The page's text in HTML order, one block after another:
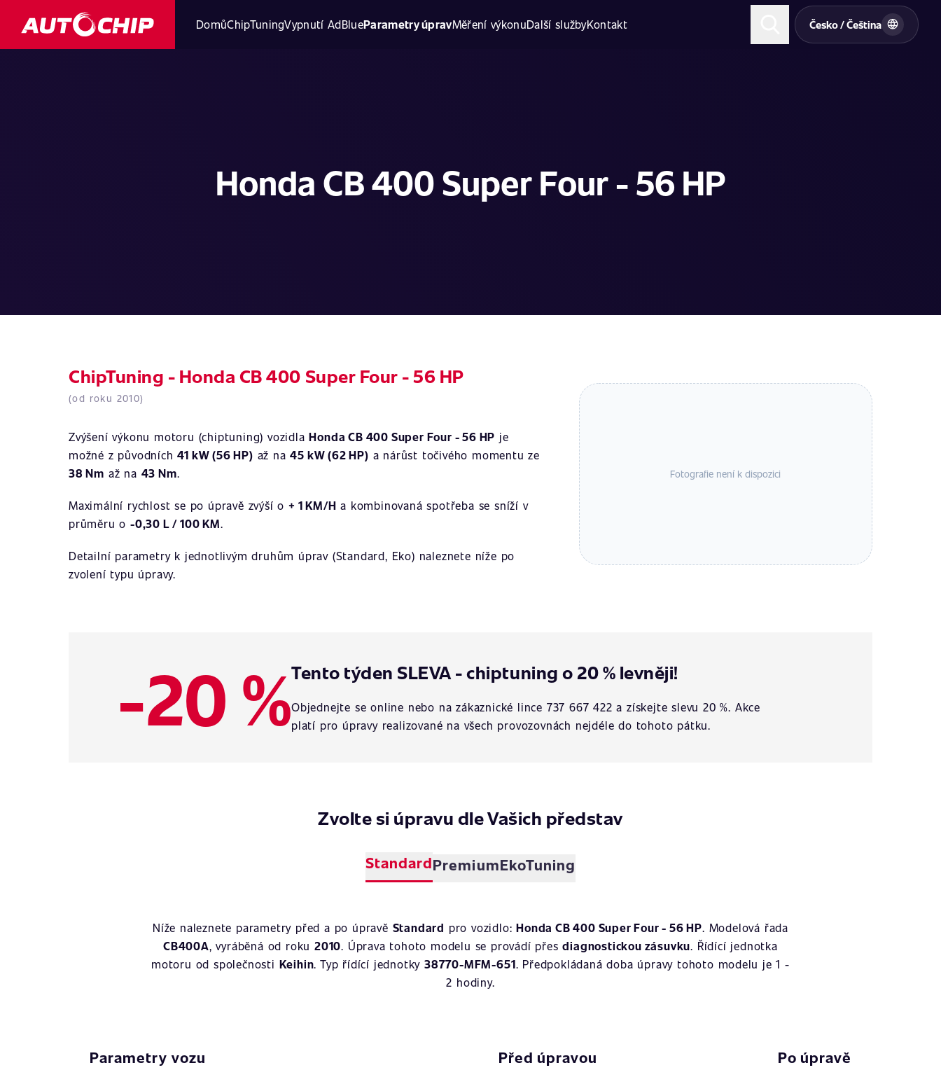
DomůChipTuningVypnutí AdBlueParametry úpravMěření výkonuDalší službyKontakt Česko / Čeština
Honda CB 400 Super Four - 56 HP
ChipTuning - Honda CB 400 Super Four - 56 HP
(od roku 2010)
Zvýšení výkonu motoru (chiptuning) vozidlaHonda CB 400 Super Four - 56 HP je
možné z původních41 kW (56 HP) až na45 kW (62 HP) a nárůst točivého momentu ze
38 Nm až na 43 Nm.
Maximální rychlost se po úpravě zvýší o + 1 KM/H a kombinovaná spotřeba se sníží v
průměru o-0,30 L / 100 KM.
Detailní parametry k jednotlivým druhům úprav (Standard, Eko) naleznete níže po
zvolení typu úpravy.
Fotografie není k dispozici
-20 %Tento týden SLEVA - chiptuning o 20 % levněji!
Objednejte se online nebo na zákaznické lince 737 667 422 a získejte slevu 20 %. Akce
platí pro úpravy realizované na všech provozovnách nejdéle do tohoto pátku.
Zvolte si úpravu dle Vašich představ
StandardPremiumEkoTuning
Níže naleznete parametry před a po úpravě Standard pro vozidlo:Honda CB 400 Super Four - 56 HP. Modelová řada
CB400A, vyráběná od roku2010. Úprava tohoto modelu se provádí přesdiagnostickou zásuvku. Řídící jednotka
motoru od společnosti Keihin. Typ řídící jednotky38770-MFM-651. Předpokládaná doba úpravy tohoto modelu je 1 -
2 hodiny.
Parametry vozu Před úpravou Po úpravě